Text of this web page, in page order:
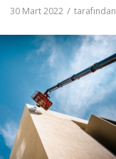
30 Mart 2022 / tarafından